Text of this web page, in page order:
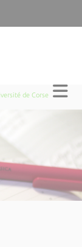
de Corse